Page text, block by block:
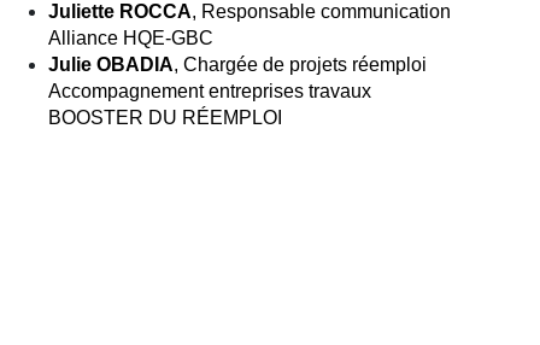
Juliette ROCCA, Responsable communication
Alliance HQE-GBC
Julie OBADIA, Chargée de projets réemploi
Accompagnement entreprises travaux
BOOSTER DU RÉEMPLOI